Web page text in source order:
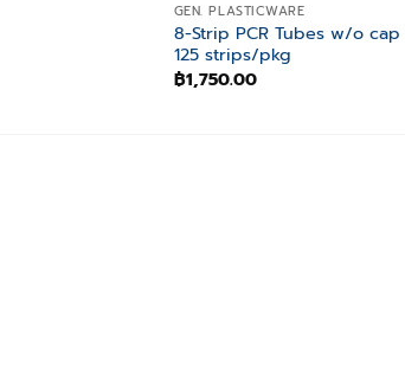
GEN. PLASTICWARE
8-Strip PCR Tubes w/o cap
125 strips/pkg
฿1,750.00